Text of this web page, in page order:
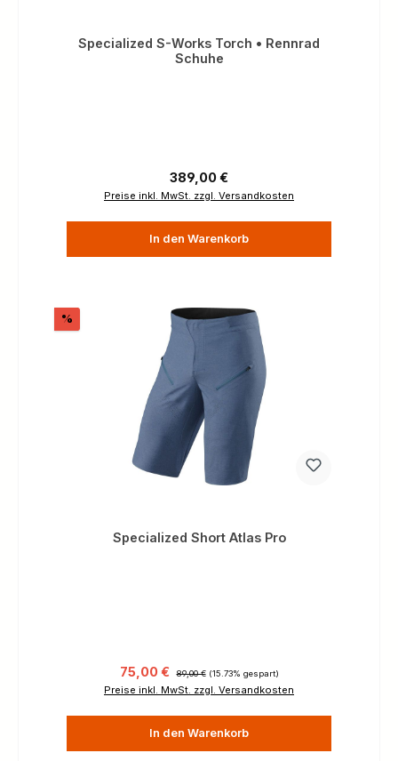
Specialized S-Works Torch • Rennrad
Schuhe
Regulärer Preis:
389,00 €
Preise inkl. MwSt. zzgl. Versandkosten
In den Warenkorb
%
Specialized Short Atlas Pro
Verkaufspreis:
75,00 € 89,00 € (15.73% gespart)
Preise inkl. MwSt. zzgl. Versandkosten
In den Warenkorb